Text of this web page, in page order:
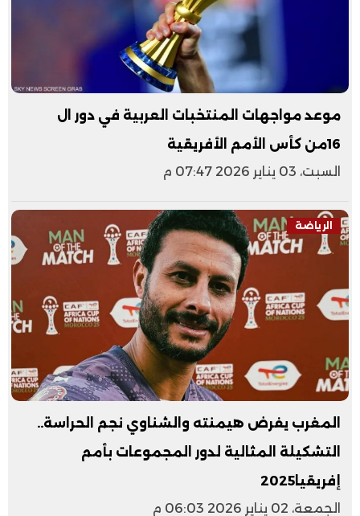
موعد مواجهات المنتخبات العربية في دور ال
16من كأس الأمم الأفريقية
السبت، 03 يناير 2026 07:47 م
الرياضة
المغرب يفرض هيمنته والشناوي نجم الحراسة..
التشكيلة المثالية لدور المجموعات بأمم
إفريقيا2025
الجمعة، 02 يناير 2026 06:03 م